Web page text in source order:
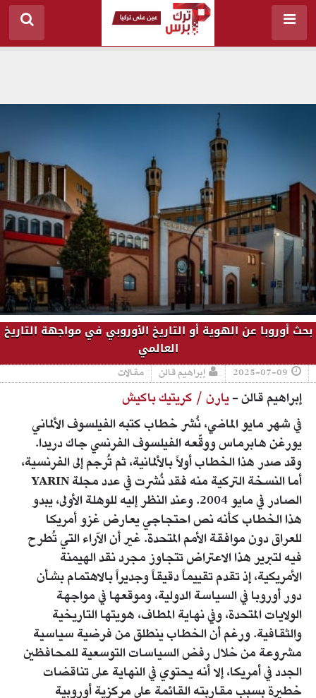
بحث أوروبا عن الهوية أو التاريخ الأوروبي في مواجهة التاريخ
العالمي
2025-07-09 إبراهيم قالن مقالات
إبراهيم قالن -يارن / كريتيك باكيش
في شهر مايو الماضي، نُشر خطاب كتبه الفيلسوف الألماني
يورغن هابرماس ووقّعه الفيلسوف الفرنسي جاك دريدا.
وقد صدر هذا الخطاب أولاً بالألمانية، ثم تُرجم إلى الفرنسية،
أما النسخة التركية منه فقد نُشرت في عدد مجلة YARIN
الصادر في مايو 2004. وعند النظر إليه للوهلة الأولى، يبدو
هذا الخطاب كأنه نص احتجاجي يعارض غزو أمريكا
للعراق دون موافقة الأمم المتحدة. غير أن الآراء التي تُطرح
فيه لتبرير هذا الاعتراض تتجاوز مجرد نقد الهيمنة
الأمريكية، إذ تقدم تقييماً دقيقاً وجديراً بالاهتمام بشأن
دور أوروبا في السياسة الدولية، وموقعها في مواجهة
الولايات المتحدة، وفي نهاية المطاف، هويتها التاريخية
والثقافية. ورغم أن الخطاب ينطلق من فرضية سياسية
مشروعة من خلال رفض السياسات التوسعية للمحافظين
الجدد في أمريكا، إلا أنه يحتوي في النهاية على تناقضات
خطيرة بسبب مقاربته القائمة على مركزية أوروبية